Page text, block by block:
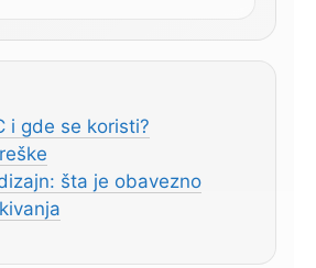
i gde se koristi?
šta je obavezno